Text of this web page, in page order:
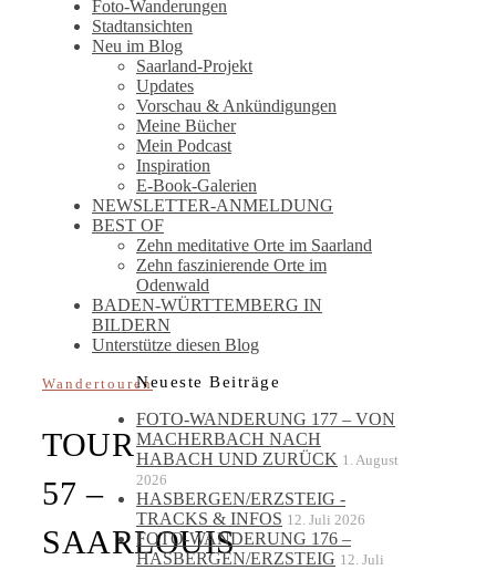
Foto-Wanderungen
Stadtansichten
Neu im Blog
Saarland-Projekt
Updates
Vorschau & Ankündigungen
Meine Bücher
Mein Podcast
Inspiration
E-Book-Galerien
NEWSLETTER-ANMELDUNG
BEST OF
Zehn meditative Orte im Saarland
Zehn faszinierende Orte im
Odenwald
BADEN-WÜRTTEMBERG IN
BILDERN
Unterstütze diesen Blog
Wandertouren
TOUR
57 –
SAARLOUIS
Neueste Beiträge
FOTO-WANDERUNG 177 – VON
MACHERBACH NACH
HABACH UND ZURÜCK 1. August
2026
HASBERGEN/ERZSTEIG -
TRACKS & INFOS 12. Juli 2026
FOTO-WANDERUNG 176 –
HASBERGEN/ERZSTEIG 12. Juli